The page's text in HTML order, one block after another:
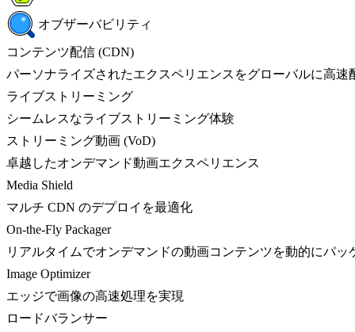
オブザーバビリティ
コンテンツ配信 (CDN)
パーソナライズされたエクスペリエンスをグローバルに高速
ライブストリーミング
シームレスなライブストリーミング体験
ストリーミング動画 (VoD)
卓越したオンデマンド動画エクスペリエンス
Media Shield
マルチ CDN のデプロイを最適化
On-the-Fly Packager
リアルタイムでオンデマンドの動画コンテンツを動的にパッ
Image Optimizer
エッジで画像の高速処理を実現
ロードバランサー